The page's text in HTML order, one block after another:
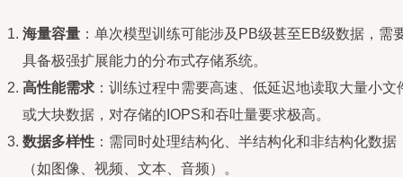
海量容量 ：单次模型训练可能涉及PB级甚至EB级数据，需
具备极强扩展能力的分布式存储系统。
高性能需求 ：训练过程中需要高速、低延迟地读取大量小文
或大块数据，对存储的IOPS和吞吐量要求极高。
数据多样性 ：需同时处理结构化、半结构化和非结构化数据
（如图像、视频、文本、音频）。